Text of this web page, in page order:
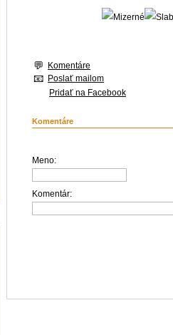
Komentáre
Poslať mailom
Pridať na Facebook
Komentáre
Meno:
Komentár: